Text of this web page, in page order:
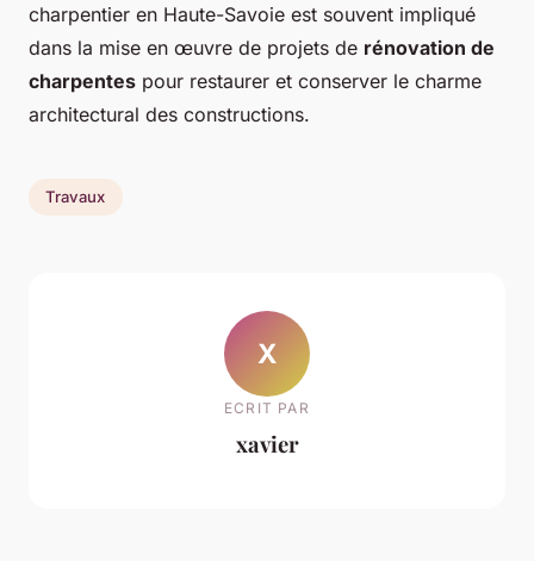
charpentier en Haute-Savoie est souvent impliqué
dans la mise en œuvre de projets de rénovation de
charpentes pour restaurer et conserver le charme
architectural des constructions.
Travaux
X
ECRIT PAR
xavier